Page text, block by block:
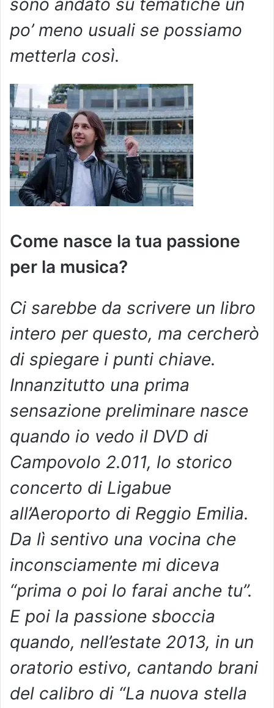
sono andato su tematiche un
po’ meno usuali se possiamo
metterla così.
Come nasce la tua passione
per la musica?
Ci sarebbe da scrivere un libro
intero per questo, ma cercherò
di spiegare i punti chiave.
Innanzitutto una prima
sensazione preliminare nasce
quando io vedo il DVD di
Campovolo 2.011, lo storico
concerto di Ligabue
all’Aeroporto di Reggio Emilia.
Da lì sentivo una vocina che
inconsciamente mi diceva
“prima o poi lo farai anche tu”.
E poi la passione sboccia
quando, nell’estate 2013, in un
oratorio estivo, cantando brani
del calibro di “La nuova stella